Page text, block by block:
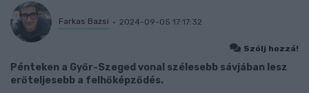
Farkas Bazsi 2024-09-05 17:17:32
Szólj hozzá!
Pénteken a Győr-Szeged vonal szélesebb sávjában lesz
erőteljesebb a felhőképződés.